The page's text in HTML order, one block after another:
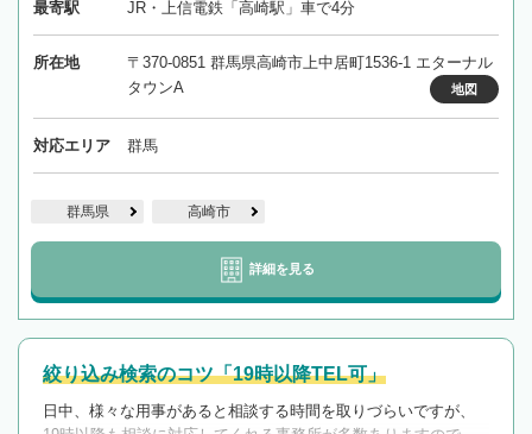
最寄駅 JR・上信電鉄「高崎駅」車で4分
所在地
〒370-0851 群馬県高崎市上中居町1536-1 エターナル
タウンA
地図
対応エリア 群馬
群馬県 高崎市
詳細を見る
絞り込み検索のコツ「19時以降TEL可」
日中、様々な用事があると相談する時間を取りづらいですが、